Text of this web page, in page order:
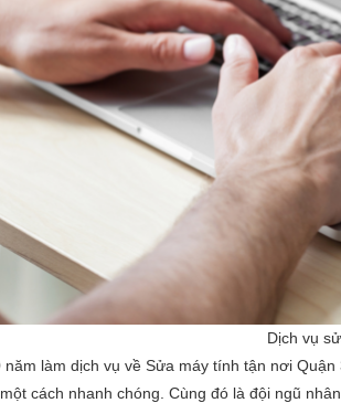
Dịch vụ
làm dịch vụ về Sửa máy tính tận nơi
cách nhanh chóng. Cùng đó là đội ngũ